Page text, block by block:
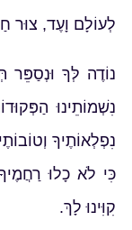
לְעוֹלָם וָעֶד, צוּר
נוֹדֶה לְּךָ וּנְסַפֵּר
נִשְׁמוֹתֵינוּ
נִפְלְאוֹתֶיךָ
כִּי לֹא כָלוּ
קִוִּינוּ לָךְ.